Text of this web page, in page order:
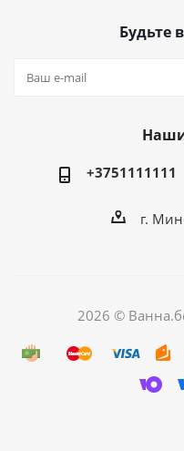
Будьте
+3751111111
г.
2026 ©